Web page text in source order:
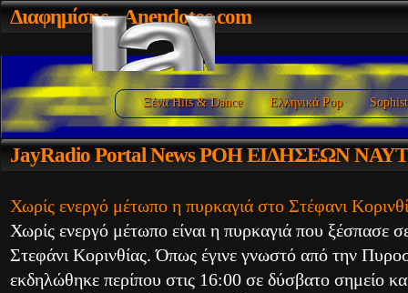
Ξένα Hits & Dance Ελληνικά Pop
Διαφημίσης- Anendotos.com
JayRadioPortal News ΡΟΗ ΕΙΔΗΣΕΩΝ
Χωρίς ενεργό μέτωπο η πυρκαγιά στο Στέφανι
Χωρίς ενεργό μέτωπο είναι η πυρκαγιά που ξέσπασε
Στεφάνι Κορινθίας. Όπως έγινε γνωστό από την
εκδηλώθηκε περίπου στις 16:00 σε δύσβατο σημείο